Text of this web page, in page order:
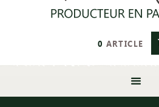
0 ARTICLE